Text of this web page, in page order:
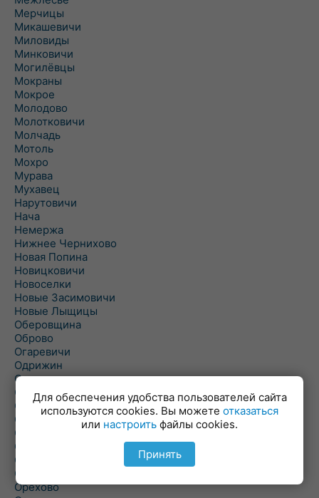
Мерчицы
Микашевичи
Миловиды
Минковичи
Могилёвцы
Мокраны
Мокрое
Молодово
Молотковичи
Молчадь
Мотоль
Мохро
Мурава
Мухавец
Нарутовичи
Нача
Немержа
Нижнее Чернихово
Новая Попина
Новицковичи
Новоселки
Новые Засимовичи
Новые Лыщицы
Оберовщина
Оброво
Огаревичи
Одрижин
Оздамичи
Озяты
Олтуш
Ольманы
Ольпень
Ольшаны
Омельная
Ополь
Орехово
Для обеспечения удобства пользователей сайта
используются cookies. Вы можете отказаться
или настроить файлы cookies.
Принять